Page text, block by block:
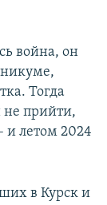
война, он
Тогда
не прийти,
и летом 2024
в Курск и